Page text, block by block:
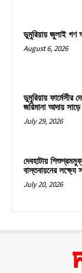
ডুমুরিয়ায় জুলাই গণ
August 6, 2026
ডুমুরিয়ায় ফার্মেসীর
জরিমানা আদায়
July 29, 2026
দেবহাটায়
বাস্তবায়নের লক্ষ্যে
July 20, 2026